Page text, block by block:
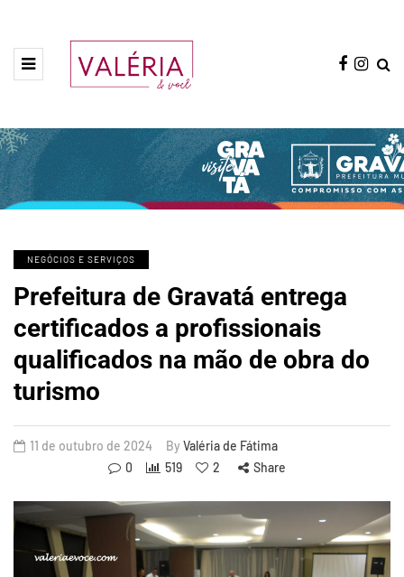
NEGÓCIOS E SERVIÇOS
Prefeitura de Gravatá entrega
certificados a profissionais
qualificados na mão de obra do
turismo
11 de outubro de 2024 By Valéria de Fátima
0
519 2 Share